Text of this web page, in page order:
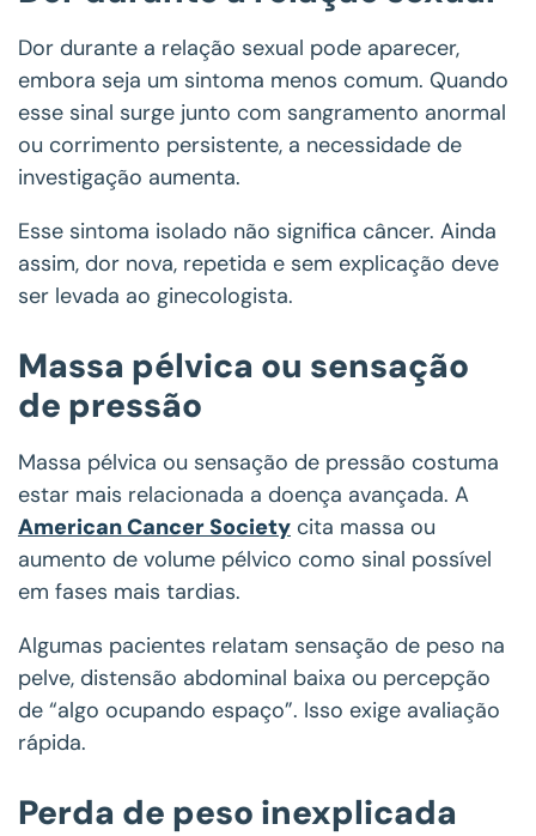
Dor durante a relação sexual pode aparecer,
embora seja um sintoma menos comum. Quando
esse sinal surge junto com sangramento anormal
ou corrimento persistente, a necessidade de
investigação aumenta.
Esse sintoma isolado não significa câncer. Ainda
assim, dor nova, repetida e sem explicação deve
ser levada ao ginecologista.
Massa pélvica ou sensação
de pressão
Massa pélvica ou sensação de pressão costuma
estar mais relacionada a doença avançada. A
American Cancer Society cita massa ou
aumento de volume pélvico como sinal possível
em fases mais tardias.
Algumas pacientes relatam sensação de peso na
pelve, distensão abdominal baixa ou percepção
de “algo ocupando espaço”. Isso exige avaliação
rápida.
Perda de peso inexplicada